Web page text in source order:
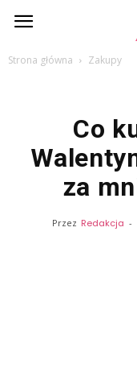
Plotki.pl
Strona główna Zakupy
Co
za
Przez Redakcja -